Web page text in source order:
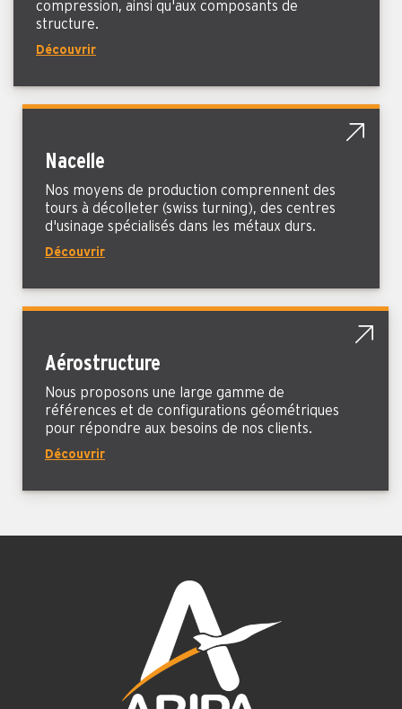
compression, ainsi qu'aux composants de
structure.
Découvrir
Nacelle
Nos moyens de production comprennent des
tours à décolleter (swiss turning), des centres
d'usinage spécialisés dans les métaux durs.
Découvrir
Aérostructure
Nous proposons une large gamme de
références et de configurations géométriques
pour répondre aux besoins de nos clients.
Découvrir